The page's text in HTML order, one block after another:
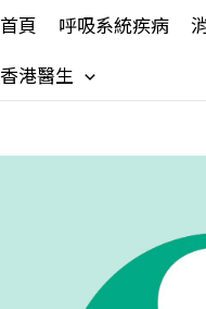
首頁 呼吸系統疾病
香港醫生